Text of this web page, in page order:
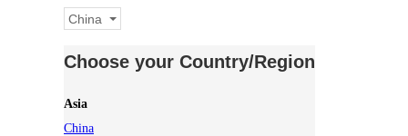
China
Choose your Country/Region
Asia
China